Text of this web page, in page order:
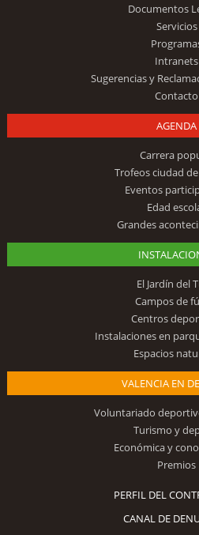
Documentos
Servicios
Intranets
Sugerencias y
Contacto
AGENDA
Carrera
Trofeos ciudad
Eventos
Edad
Grandes
El Jardín del
Campos de
Centros
Instalaciones en
Espacios
VALENCIA EN
Voluntariado
Turismo y
Económica y
Premios
PERFIL DEL
CANAL DE